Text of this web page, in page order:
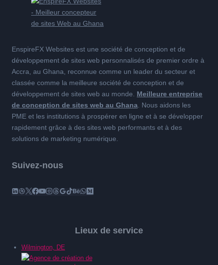
EnspireFX Websites est une société de conception et de
développement de sites web personnalisés de premier ordre à
Accra, au Ghana, reconnue comme un leader du secteur et
classée comme la meilleure société de conception et de
développement de sites web au monde. Meilleure entreprise
de conception de sites web au Ghana . Nous aidons les
PME et les institutions à prospérer en ligne et à se développer
rapidement grâce à des sites web performants et à des
solutions de marketing numérique.
Suivez-nous
Lieux de service
Wilmington, DE